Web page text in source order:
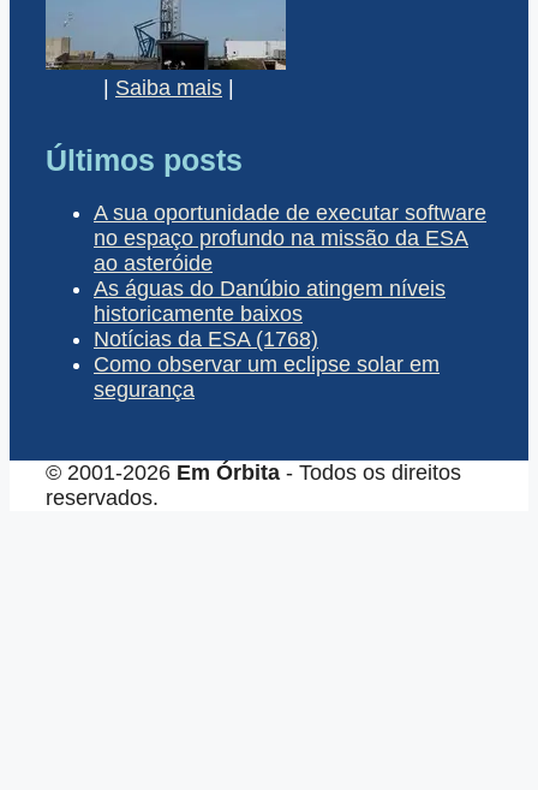
| Saiba mais |
Últimos posts
A sua oportunidade de executar software
no espaço profundo na missão da ESA
ao asteróide
As águas do Danúbio atingem níveis
historicamente baixos
Notícias da ESA (1768)
Como observar um eclipse solar em
segurança
© 2001-2026 Em Órbita - Todos os direitos
reservados.